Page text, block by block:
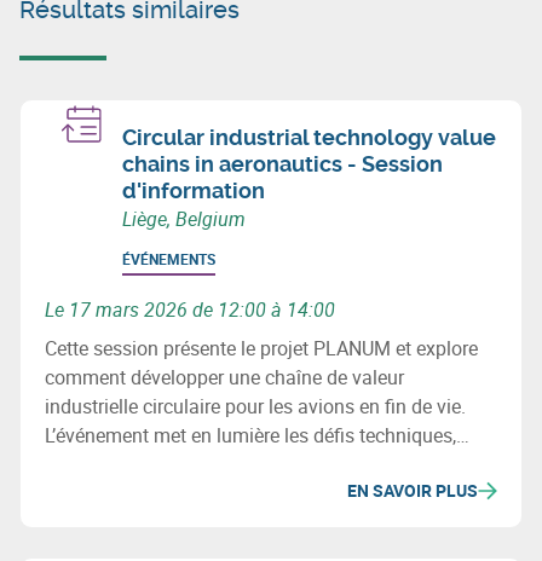
Résultats similaires
Circular industrial technology value
chains in aeronautics - Session
d'information
Liège, Belgium
ÉVÉNEMENTS
Le 17 mars 2026 de 12:00 à 14:00
Cette session présente le projet PLANUM et explore
comment développer une chaîne de valeur
industrielle circulaire pour les avions en fin de vie.
L’événement met en lumière les défis techniques,
récupération des métaux et composites.EN SAVOIR PLUS